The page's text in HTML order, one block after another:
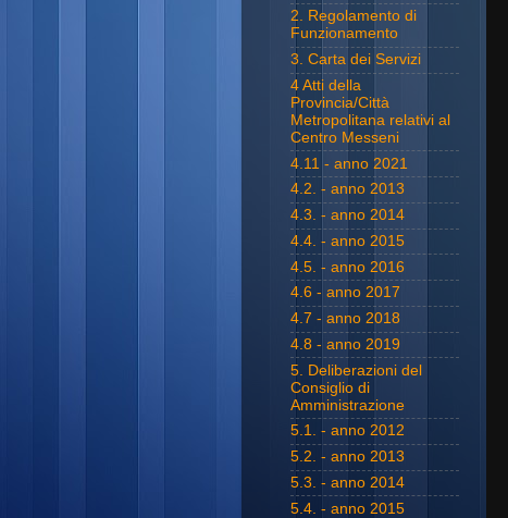
2. Regolamento di
Funzionamento
3. Carta dei Servizi
4 Atti della
Provincia/Città
Metropolitana relativi al
Centro Messeni
4.11 - anno 2021
4.2. - anno 2013
4.3. - anno 2014
4.4. - anno 2015
4.5. - anno 2016
4.6 - anno 2017
4.7 - anno 2018
4.8 - anno 2019
5. Deliberazioni del
Consiglio di
Amministrazione
5.1. - anno 2012
5.2. - anno 2013
5.3. - anno 2014
5.4. - anno 2015